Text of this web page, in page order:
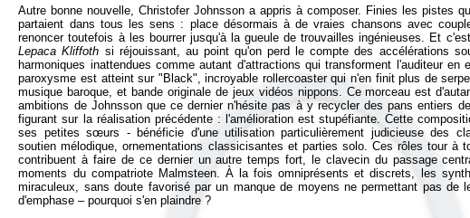
Autre bonne nouvelle, Christofer Johnsson a appris à composer. Finies les pistes
partaient dans tous les sens : place désormais à de vraies chansons avec
renoncer toutefois à les bourrer jusqu'à la gueule de trouvailles ingénieuses. Et
Lepaca Kliffoth si réjouissant, au point qu'on perd le compte des accélérations
harmoniques inattendues comme autant d'attractions qui transforment l'auditeur en
paroxysme est atteint sur "Black", incroyable rollercoaster qui n'en finit plus de
musique baroque, et bande originale de jeux vidéos nippons. Ce morceau est
ambitions de Johnsson que ce dernier n'hésite pas à y recycler des pans entiers
figurant sur la réalisation précédente : l'amélioration est stupéfiante. Cette
ses petites sœurs - bénéficie d'une utilisation particulièrement judicieuse des
soutien mélodique, ornementations classicisantes et parties solo. Ces rôles tour à
contribuent à faire de ce dernier un autre temps fort, le clavecin du passage
moments du compatriote Malmsteen. À la fois omniprésents et discrets, les
miraculeux, sans doute favorisé par un manque de moyens ne permettant pas de
d'emphase – pourquoi s'en plaindre ?